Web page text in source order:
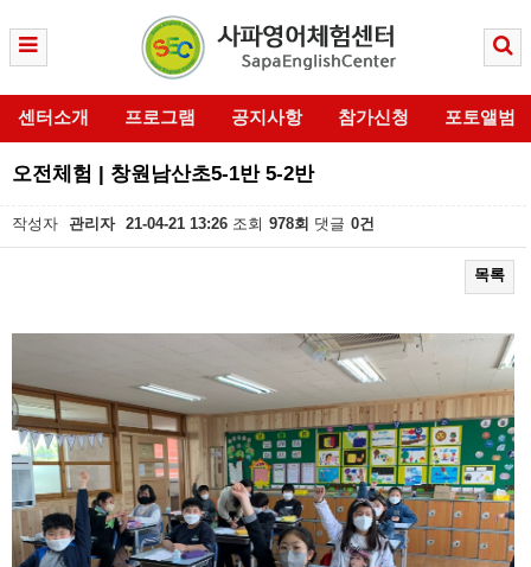
센터소개 프로그램 공지사항 참가신청 포토앨범
오전체험 | 창원남산초5-1반 5-2반
작성자 관리자 21-04-21 13:26 조회 978회 댓글 0건
목록
본문